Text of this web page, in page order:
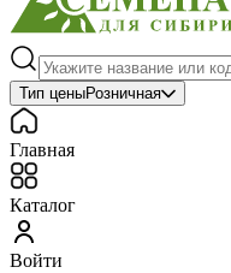
Тип ценыРозничная
Главная
Каталог
Войти